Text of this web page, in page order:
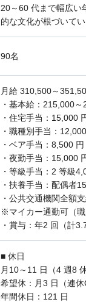
20～60 代まで幅広い
的な文化が根づいてい
90名
月給 310,500～
・基本給：215,000
・住宅手当：15,000
・職種別手当：
・ベア手当：8,500 円
・夜勤手当：15,000
・等級手当：2 等級
・扶養手当：配偶者
・公共交通機関全額
※マイカー通勤可（
・賞与：年2 回（計
■ 休日
月10～11 日（4 週8
希望休：月3 日（連休
年間休日：121 日